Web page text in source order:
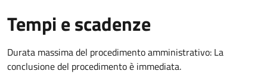
Tempi e scadenze
Durata massima del procedimento amministrativo: La
conclusione del procedimento è immediata.